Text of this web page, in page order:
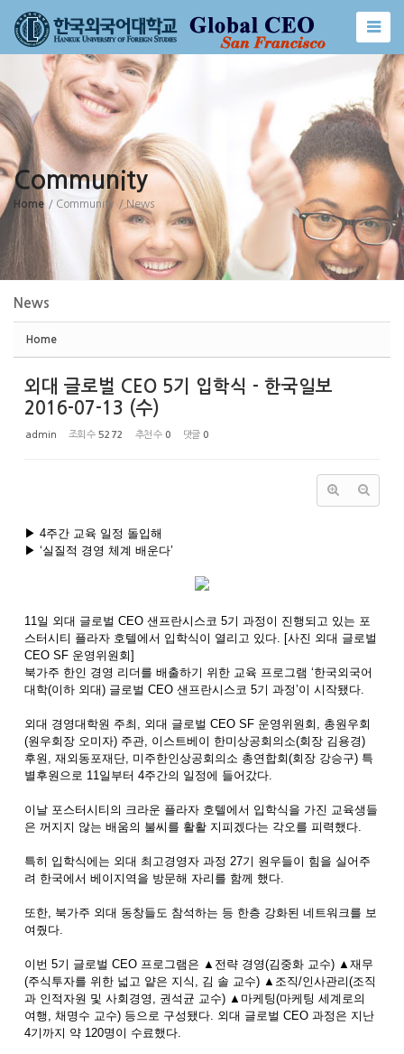
Community
Home / Community / News
News
Home
외대 글로벌 CEO 5기 입학식 - 한국일보
2016-07-13 (수)
admin 조회 수 5272 추천 수 0 댓글 0
▶ 4주간 교육 일정 돌입해
▶ ‘실질적 경영 체계 배운다’
11일 외대 글로벌 CEO 샌프란시스코 5기 과정이 진행되고 있는 포
스터시티 플라자 호텔에서 입학식이 열리고 있다. [사진 외대 글로벌
CEO SF 운영위원회]
북가주 한인 경영 리더를 배출하기 위한 교육 프로그램 ‘한국외국어
대학(이하 외대) 글로벌 CEO 샌프란시스코 5기 과정’이 시작됐다.
외대 경영대학원 주최, 외대 글로벌 CEO SF 운영위원회, 총원우회
(원우회장 오미자) 주관, 이스트베이 한미상공회의소(회장 김용경)
후원, 재외동포재단, 미주한인상공회의소 총연합회(회장 강승구) 특
별후원으로 11일부터 4주간의 일정에 들어갔다.
이날 포스터시티의 크라운 플라자 호텔에서 입학식을 가진 교육생들
은 꺼지지 않는 배움의 불씨를 활활 지피겠다는 각오를 피력했다.
특히 입학식에는 외대 최고경영자 과정 27기 원우들이 힘을 실어주
려 한국에서 베이지역을 방문해 자리를 함께 했다.
또한, 북가주 외대 동창들도 참석하는 등 한층 강화된 네트워크를 보
여줬다.
이번 5기 글로벌 CEO 프로그램은 ▲전략 경영(김중화 교수) ▲재무
(주식투자를 위한 넓고 얕은 지식, 김 솔 교수) ▲조직/인사관리(조직
과 인적자원 및 사회경영, 권석균 교수) ▲마케팅(마케팅 세계로의
여행, 채명수 교수) 등으로 구성됐다. 외대 글로벌 CEO 과정은 지난
4기까지 약 120명이 수료했다.
Sketchbook5, 스케치북5
Sketchbook5, 스케치북5